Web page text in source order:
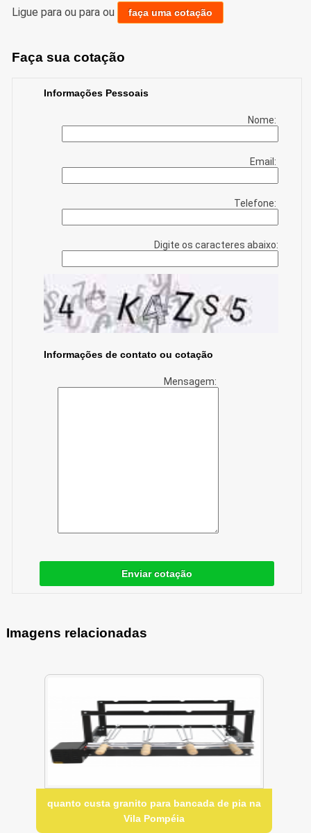
Ligue paraou paraou faça uma cotação
Faça sua cotação
Informações Pessoais
Nome:
Email:
Telefone:
Digite os caracteres abaixo:
Informações de contato ou cotação
Mensagem:
Enviar cotação
Imagens relacionadas
quanto custa granito para bancada de pia na
Vila Pompéia